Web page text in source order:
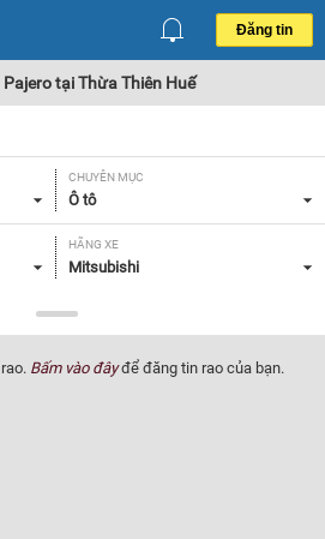
Đăng tin
tại Thừa Thiên Huế
CHUYÊN MỤC
Ô tô
HÃNG XE
Mitsubishi
NĂM SẢN XUẤT
Tất cả
XUẤT XỨ
Bấm vào đâyđể đăng tin rao của bạn.